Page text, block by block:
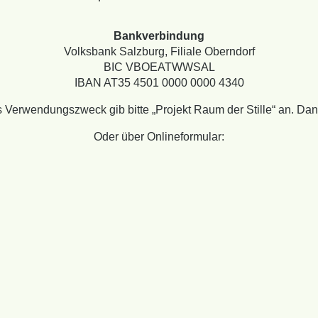
Bankverbindung
Volksbank Salzburg, Filiale Oberndorf
BIC VBOEATWWSAL
IBAN AT35 4501 0000 0000 4340
Verwendungszweck gib bitte „Projekt Raum der Stille“ an.
Oder über Onlineformular: